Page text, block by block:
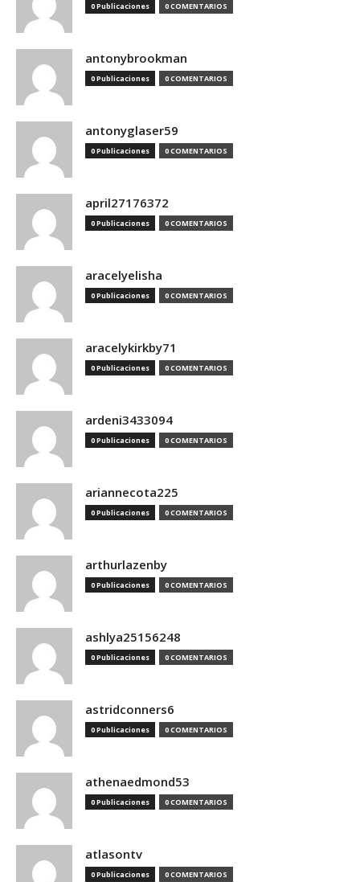
0 Publicaciones 0 COMENTARIOS
antonybrookman
0 Publicaciones 0 COMENTARIOS
antonyglaser59
0 Publicaciones 0 COMENTARIOS
april27176372
0 Publicaciones 0 COMENTARIOS
aracelyelisha
0 Publicaciones 0 COMENTARIOS
aracelykirkby71
0 Publicaciones 0 COMENTARIOS
ardeni3433094
0 Publicaciones 0 COMENTARIOS
ariannecota225
0 Publicaciones 0 COMENTARIOS
arthurlazenby
0 Publicaciones 0 COMENTARIOS
ashlya25156248
0 Publicaciones 0 COMENTARIOS
astridconners6
0 Publicaciones 0 COMENTARIOS
athenaedmond53
0 Publicaciones 0 COMENTARIOS
atlasontv
0 Publicaciones 0 COMENTARIOS